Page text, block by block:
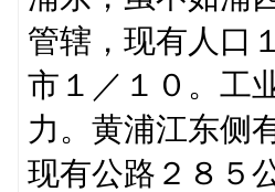
管辖，现有人口
市１／１０。工
力。黄浦江东侧
现有公路２８５